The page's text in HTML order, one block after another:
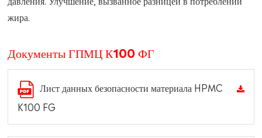
жира.
Документы ГПМЦ К100 ФГ
Лист данных безопасности материала HPMC
K100 FG